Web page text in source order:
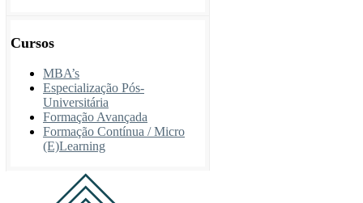
Cursos
MBA’s
Especialização Pós-
Universitária
Formação Avançada
Formação Contínua / Micro
(E)Learning